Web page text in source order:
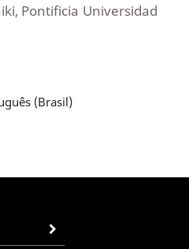
Pontificia Universidad
(Brasil)